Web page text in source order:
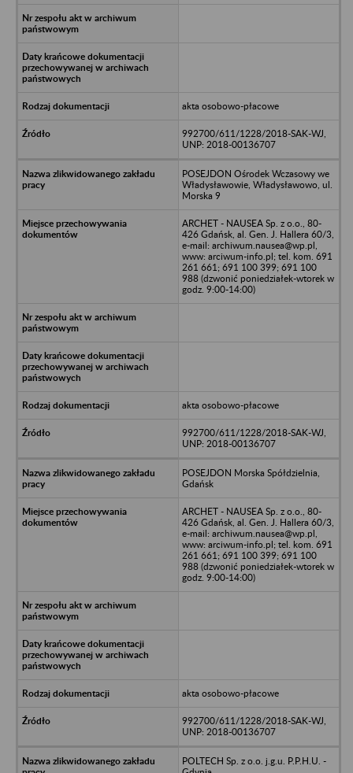
akta osobowo-płacowe
992700/611/1228/2018-SAK-WJ,
UNP: 2018-00136707
POSEJDON Ośrodek Wczasowy we
Władysławowie, Władysławowo, ul.
Morska 9
ARCHET - NAUSEA Sp. z o.o., 80-
426 Gdańsk, al. Gen. J. Hallera 60/3,
e-mail: archiwum.nausea@wp.pl,
www: arciwum-info.pl; tel. kom. 691
261 661; 691 100 399; 691 100
988 (dzwonić poniedziałek-wtorek w
godz. 9:00-14:00)
akta osobowo-płacowe
992700/611/1228/2018-SAK-WJ,
UNP: 2018-00136707
POSEJDON Morska Spółdzielnia,
Gdańsk
ARCHET - NAUSEA Sp. z o.o., 80-
426 Gdańsk, al. Gen. J. Hallera 60/3,
e-mail: archiwum.nausea@wp.pl,
www: arciwum-info.pl; tel. kom. 691
261 661; 691 100 399; 691 100
988 (dzwonić poniedziałek-wtorek w
godz. 9:00-14:00)
akta osobowo-płacowe
992700/611/1228/2018-SAK-WJ,
UNP: 2018-00136707
POLTECH Sp. z o.o. j.g.u. P.P.H.U. -